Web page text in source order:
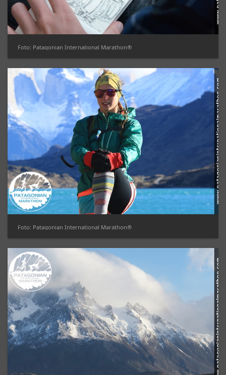
Foto: Patagonian International Marathon®
Foto: Patagonian International Marathon®